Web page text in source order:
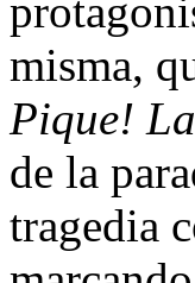
misma,
Pique!
de la
tragedia